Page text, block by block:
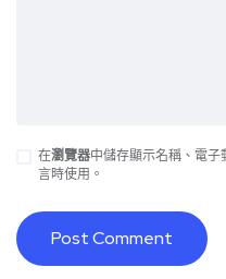
在瀏覽器中儲存顯示名稱、電
言時使用。